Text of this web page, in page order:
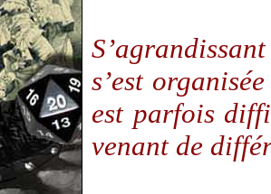
s’est
est parfois
venant de